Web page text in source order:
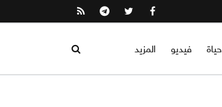
حياة فيديو المزيد